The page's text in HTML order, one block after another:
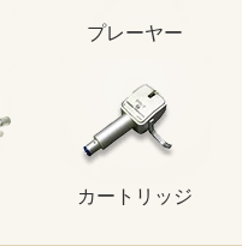
プレーヤー
カートリッジ